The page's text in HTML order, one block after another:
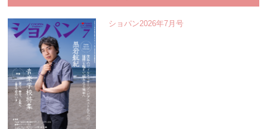
ショパン2026年7月号